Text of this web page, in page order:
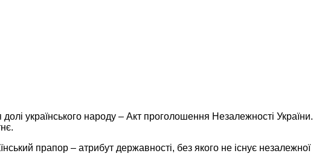
українського народу – Акт проголошення Незалежності України.
прапор – атрибут державності, без якого не існує незалежної